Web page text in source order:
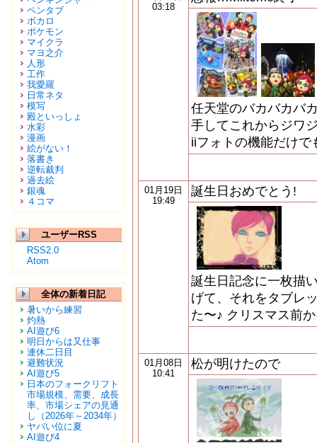
ペンタブ
ボカロ
ポケモン
マイクラ
マヨ之介
人形
工作
我愛羅
日常ネタ
模写
殿といっしょ
水彩
漫画
絵がない！
落書き
逆転裁判
過去絵
銀魂
４コマ
ユーザーRSS
RSS2.0
Atom
全体の新着日記
暑いから練習
灼熱
AI遊び6
明日からは又仕事
連休二日目
避難状況
AI遊び5
日本のフォークリフト
市場規模、需要、成長
率、市場シェアの見通
し（2026年～2034年）
ヤバい位に夏
AI遊び4
03:18
任天堂のバカバカバ
手してこれからジワ
iiフォトの機能だけで
01月19日
19:49
誕生日おめでとう!
誕生日記念に一枚描
げて、それをタブレ
た〜♪ クリスマス前
01月08日
10:41
松が明けたので